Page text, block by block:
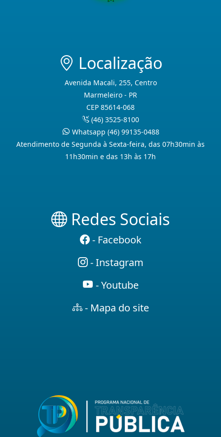
Localização
Avenida Macali, 255, Centro
Marmeleiro - PR
CEP 85614-068
(46) 3525-8100
Whatsapp (46) 99135-0488
Atendimento de Segunda à Sexta-feira, das 07h30min às
11h30min e das 13h às 17h
Redes Sociais
- Facebook
- Instagram
- Youtube
- Mapa do site